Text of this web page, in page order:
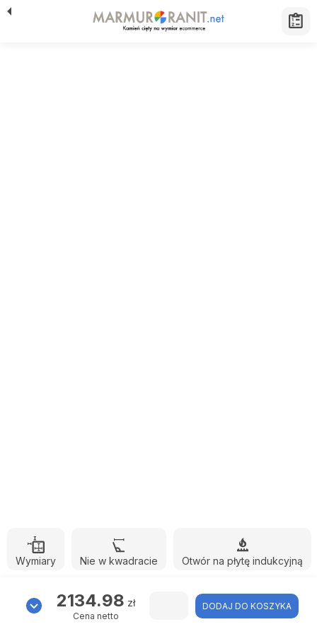
Wymiary Nie w kwadracie Otwór na płytę indukcyjną
2134.98 zł
Cena netto
DODAJ DO KOSZYKA